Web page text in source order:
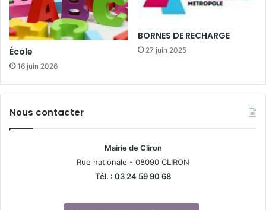
École
16 juin 2026
BORNES DE RECHARGE
27 juin 2025
Nous contacter
Mairie de Cliron
Rue nationale - 08090 CLIRON
Tél. : 03 24 59 90 68